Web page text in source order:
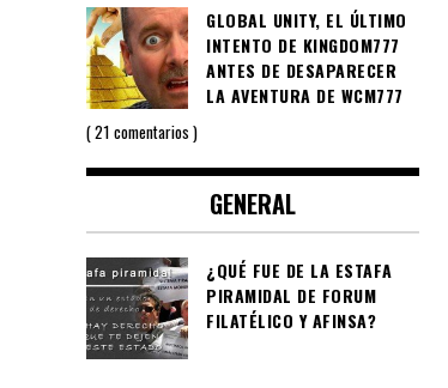
GLOBAL UNITY, EL ÚLTIMO
INTENTO DE KINGDOM777
ANTES DE DESAPARECER
LA AVENTURA DE WCM777
21 comentarios
GENERAL
¿QUÉ FUE DE LA ESTAFA
PIRAMIDAL DE FORUM
FILATÉLICO Y AFINSA?